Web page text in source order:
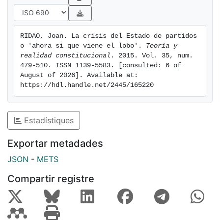
inquietud ante las expectativas que auguran la
mayoría de encuestas, que apuntan incluso un vuelco
RIDAO, Joan. La crisis del Estado de partidos
o 'ahora si que viene el lobo'. Teoría y
realidad constitucional . 2015. Vol. 35, num.
479-510. ISSN 1139-5583. [consulted: 6 of
August of 2026]. Available at:
https://hdl.handle.net/2445/165220
Estadístiques
Exportar metadades
JSON - METS
Compartir registre